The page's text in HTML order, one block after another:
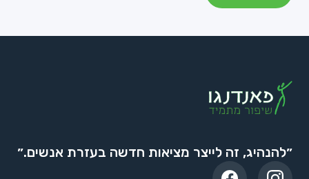
״להנהיג, זה לייצר מציאות חדשה בעזרת אנשים.״